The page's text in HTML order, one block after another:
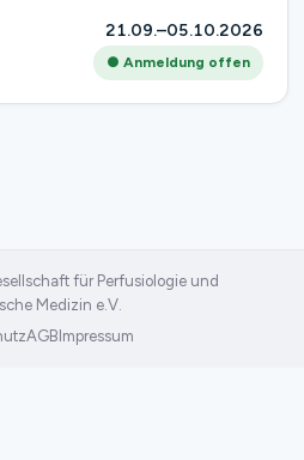
21.09.–05.10.2026
● Anmeldung offen
für Perfusiologie und
Medizin e.V.
AGB Impressum